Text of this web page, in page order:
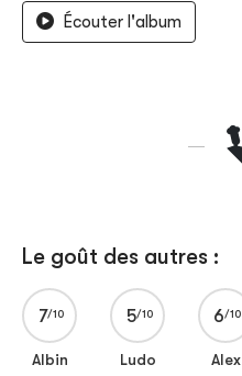
Écouter l'album
Le goût des autres :
7
Albin
5
Ludo
6
Alex